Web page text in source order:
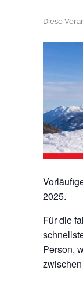
Diese
2025.
Für die
Person,